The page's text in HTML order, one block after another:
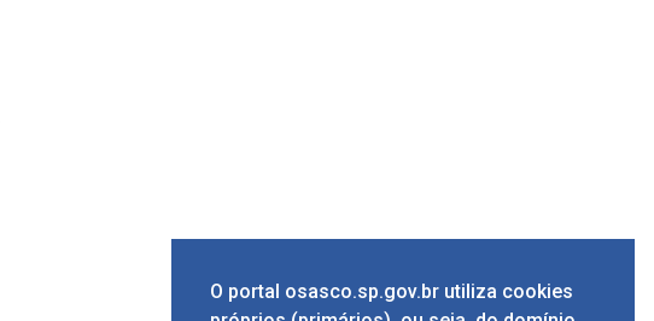
O portal osasco.sp.gov.br utiliza cookies